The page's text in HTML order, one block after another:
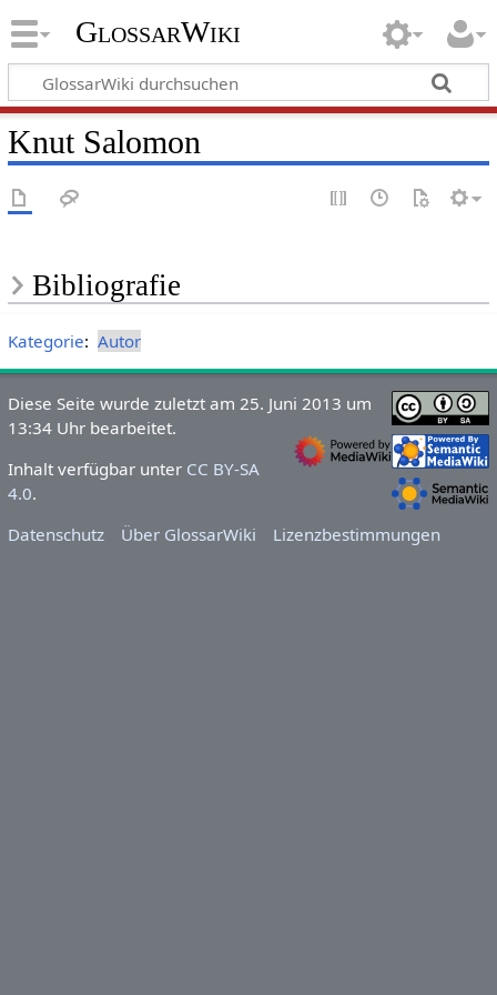
GlossarWiki
Knut Salomon
Bibliografie
Kategorie: Autor
Diese Seite wurde zuletzt am 25. Juni 2013 um
13:34 Uhr bearbeitet.
Inhalt verfügbar unter CC BY-SA
4.0.
Datenschutz
Über GlossarWiki Lizenzbestimmungen